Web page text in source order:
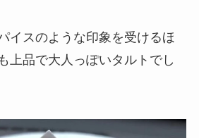
イスのような印象を受けるほ
上品で大人っぽいタルトでし